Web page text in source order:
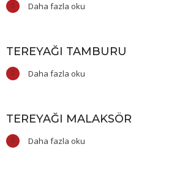
Daha fazla oku
TEREYAĞI TAMBURU
Daha fazla oku
TEREYAĞI MALAKSÖR
Daha fazla oku